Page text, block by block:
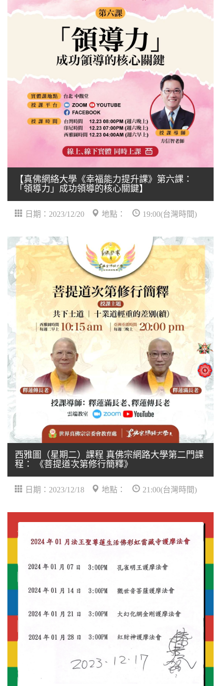
【真佛網絡大學《幸福能力提升課》第六課：
「領導力」成功領導的核心關鍵】
日期：2023/12/20 地點： 19:00(台灣時間)
西雅圖（星期二）課程 真佛宗網路大學第二門課
程： 《菩提道次第修行簡釋》
日期：2023/12/18 地點： 21:00(台灣時間)